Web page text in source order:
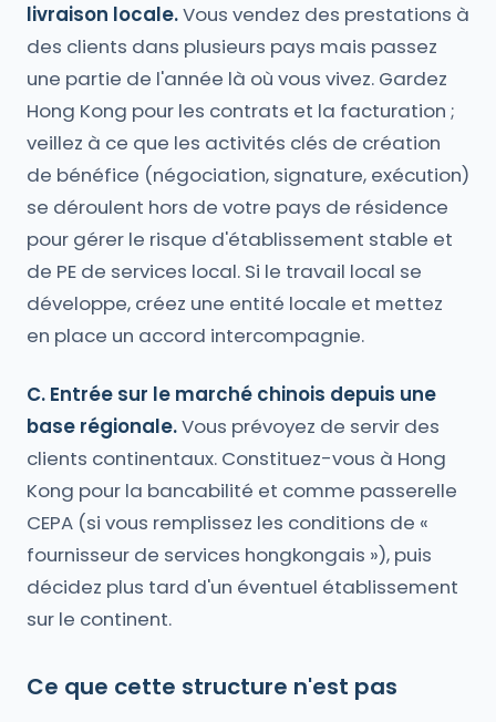
livraison locale.Vous vendez des prestations à
des clients dans plusieurs pays mais passez
une partie de l'année là où vous vivez. Gardez
Hong Kong pour les contrats et la facturation ;
veillez à ce que les activités clés de création
de bénéfice (négociation, signature, exécution)
se déroulent hors de votre pays de résidence
pour gérer le risque d'établissement stable et
de PE de services local. Si le travail local se
développe, créez une entité locale et mettez
en place un accord intercompagnie.
C. Entrée sur le marché chinois depuis une
base régionale.Vous prévoyez de servir des
clients continentaux. Constituez-vous à Hong
Kong pour la bancabilité et comme passerelle
CEPA (si vous remplissez les conditions de «
fournisseur de services hongkongais »), puis
décidez plus tard d'un éventuel établissement
sur le continent.
Ce que cette structure n'est pas